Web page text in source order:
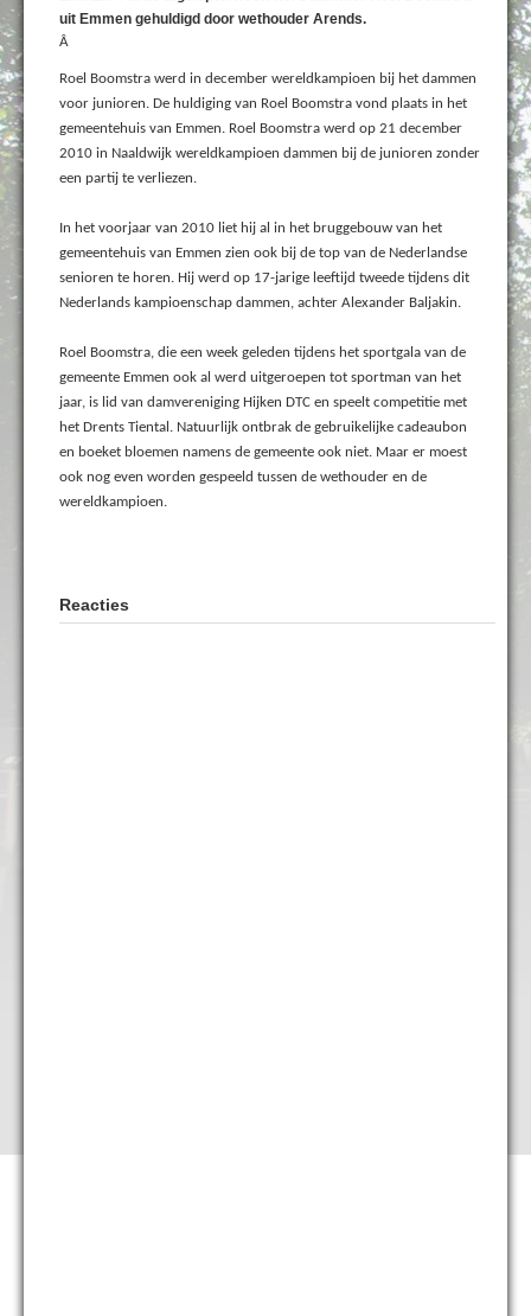
uit Emmen gehuldigd door wethouder Arends.
Â
Roel Boomstra werd in december wereldkampioen bij het dammen
voor junioren. De huldiging van Roel Boomstra vond plaats in het
gemeentehuis van Emmen. Roel Boomstra werd op 21 december
2010 in Naaldwijk wereldkampioen dammen bij de junioren zonder
een partij te verliezen.
In het voorjaar van 2010 liet hij al in het bruggebouw van het
gemeentehuis van Emmen zien ook bij de top van de Nederlandse
senioren te horen. Hij werd op 17-jarige leeftijd tweede tijdens dit
Nederlands kampioenschap dammen, achter Alexander Baljakin.
Roel Boomstra, die een week geleden tijdens het sportgala van de
gemeente Emmen ook al werd uitgeroepen tot sportman van het
jaar, is lid van damvereniging Hijken DTC en speelt competitie met
het Drents Tiental. Natuurlijk ontbrak de gebruikelijke cadeaubon
en boeket bloemen namens de gemeente ook niet. Maar er moest
ook nog even worden gespeeld tussen de wethouder en de
wereldkampioen.
Reacties